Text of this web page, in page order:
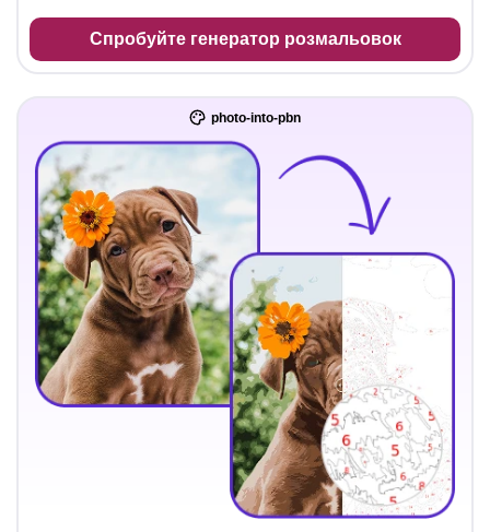
Спробуйте генератор розмальовок
photo-into-pbn